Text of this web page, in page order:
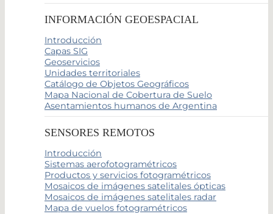
INFORMACIÓN GEOESPACIAL
Introducción
Capas SIG
Geoservicios
Unidades territoriales
Catálogo de Objetos Geográficos
Mapa Nacional de Cobertura de Suelo
Asentamientos humanos de Argentina
SENSORES REMOTOS
Introducción
Sistemas aerofotogramétricos
Productos y servicios fotogramétricos
Mosaicos de imágenes satelitales ópticas
Mosaicos de imágenes satelitales radar
Mapa de vuelos fotogramétricos